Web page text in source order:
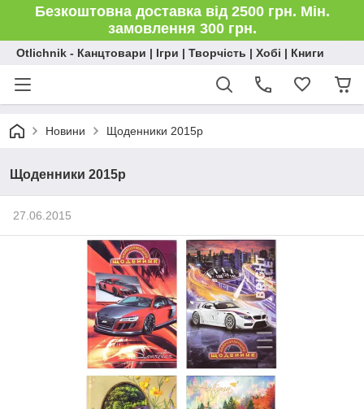
Безкоштовна доставка від 2500 грн. Мін.
замовлення 300 грн.
Otlichnik - Канцтовари | Ігри | Творчість | Хобі | Книги
Новини Щоденники 2015р
Щоденники 2015р
27.06.2015